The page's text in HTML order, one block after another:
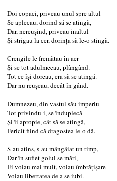
Doi copaci, priveau unul spre altul
Se aplecau, dorind să se atingă,
Dar, nereuşind, priveau inaltul
Și strigau la cer, dorința să le-o stingă.
Crengile le fremătau în aer
Și se tot adulmecau, plângând.
Tot ce își doreau, era să se atingă.
Dar nu reușeau, decât în gând.
Dumnezeu, din vastul său imperiu
Tot privindu-i, se înduplecă
Și îi apropie, cât să se atingă,
Fericit fiind că dragostea le-o dă.
S-au atins, s-au mângâiat un timp,
Dar în suflet golul se mări,
Ei voiau mai mult, voiau îmbrățișare
Voiau libertatea de a se iubi.